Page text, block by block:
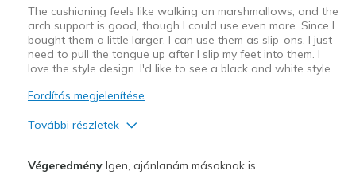
View On Shoes
I'm Into Shoes
The cushioning feels like walking on marshmallows, and the
arch support is good, though I could use even more. Since I
bought them a little larger, I can use them as slip-ons. I just
need to pull the tongue up after I slip my feet into them. I
love the style design. I'd like to see a black and white style.
Fordítás megjelenítése
További részletek
VégeredményIgen, ajánlanám másoknak is